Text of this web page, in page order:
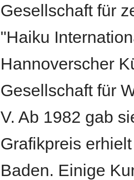
Gesellschaft für
"Haiku
Hannoverscher
Gesellschaft für
V. Ab 1982 gab
Grafikpreis
Baden. Einige